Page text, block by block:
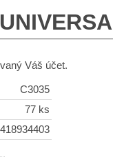
Váš účet.
C3035
77 ks